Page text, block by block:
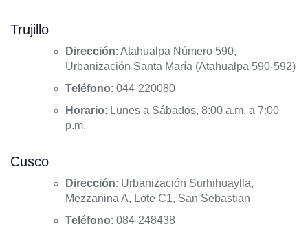
Trujillo
Dirección: Atahualpa Número 590,
Urbanización Santa María (Atahualpa 590-592)
Teléfono: 044-220080
Horario: Lunes a Sábados, 8:00 a.m. a 7:00
p.m.
Cusco
Dirección: Urbanización Surhihuaylla,
Mezzanina A, Lote C1, San Sebastian
Teléfono: 084-248438